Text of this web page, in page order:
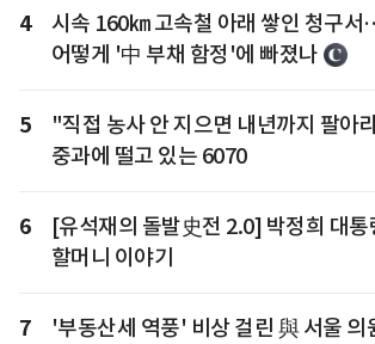
4
시속 160㎞ 고속철 아래 쌓인 청구
어떻게 '中 부채 함정'에 빠졌나
5
"직접 농사 안 지으면 내년까지 팔아
중과에 떨고 있는 6070
6
[유석재의 돌발史전 2.0] 박정희 대통
할머니 이야기
7
'부동산세 역풍' 비상 걸린 與 서울